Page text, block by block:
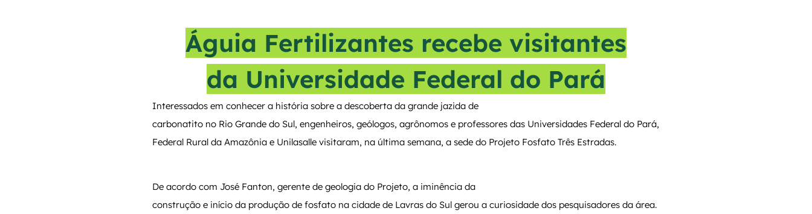
Águia Fertilizantes recebe visitantes
da Universidade Federal do Pará
Interessados em conhecer a história sobre a descoberta da grande jazida de
carbonatito no Rio Grande do Sul, engenheiros, geólogos, agrônomos e professores das Universidades Federal do Pará,
Federal Rural da Amazônia e Unilasalle visitaram, na última semana, a sede do Projeto Fosfato Três Estradas.
De acordo com José Fanton, gerente de geologia do Projeto, a iminência da
construção e início da produção de fosfato na cidade de Lavras do Sul gerou a curiosidade dos pesquisadores da área.